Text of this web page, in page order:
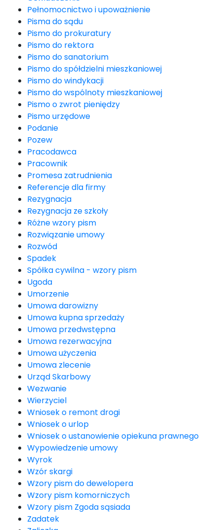
Pełnomocnictwo i upoważnienie
Pisma do sądu
Pismo do prokuratury
Pismo do rektora
Pismo do sanatorium
Pismo do spółdzielni mieszkaniowej
Pismo do windykacji
Pismo do wspólnoty mieszkaniowej
Pismo o zwrot pieniędzy
Pismo urzędowe
Podanie
Pozew
Pracodawca
Pracownik
Promesa zatrudnienia
Referencje dla firmy
Rezygnacja
Rezygnacja ze szkoły
Różne wzory pism
Rozwiązanie umowy
Rozwód
Spadek
Spółka cywilna - wzory pism
Ugoda
Umorzenie
Umowa darowizny
Umowa kupna sprzedaży
Umowa przedwstępna
Umowa rezerwacyjna
Umowa użyczenia
Umowa zlecenie
Urząd Skarbowy
Wezwanie
Wierzyciel
Wniosek o remont drogi
Wniosek o urlop
Wniosek o ustanowienie opiekuna prawnego
Wypowiedzenie umowy
Wyrok
Wzór skargi
Wzory pism do dewelopera
Wzory pism komorniczych
Wzory pism Zgoda sąsiada
Zadatek